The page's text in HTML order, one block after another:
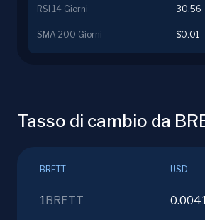
RSI 14 Giorni 30.56
SMA 200 Giorni $0.01
Tasso di cambio da
BRETT USD
1 BRETT